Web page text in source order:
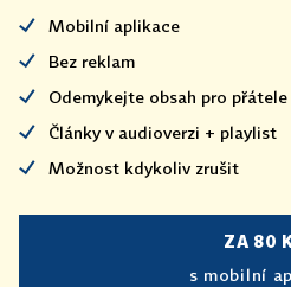
Mobilní aplikace
Bez reklam
Odemykejte obsah pro přátele
Články v audioverzi + playlist
Možnost kdykoliv zrušit
ZA 80
s mobilní